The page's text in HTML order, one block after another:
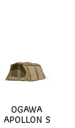
OGAWA
APOLLON S